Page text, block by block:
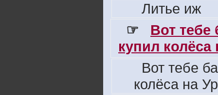
Литье иж
☞
Вот
купил колёса
Вот тебе
колёса на